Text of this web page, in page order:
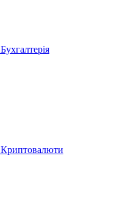
Бухгалтерія
Криптовалюти